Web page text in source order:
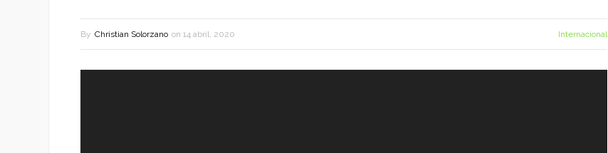
By Christian Solorzano on 14 abril, 2020 Internacional